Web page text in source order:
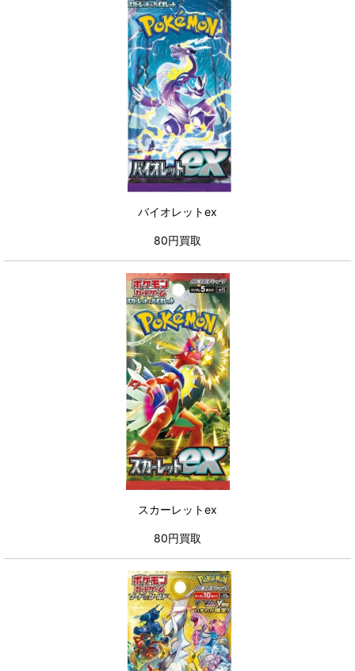
バイオレットex
80円買取
スカーレットex
80円買取